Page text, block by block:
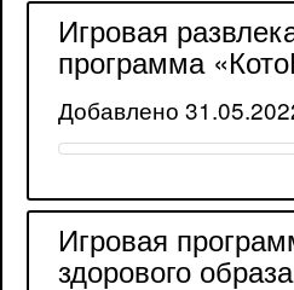
Игровая
программа
Добавлено
Игровая
здорового